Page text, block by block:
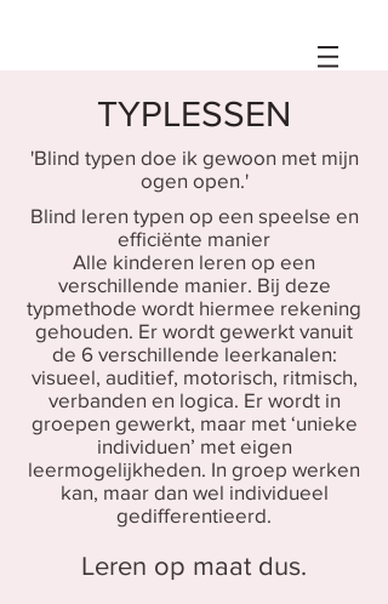
TYPLESSEN
'Blind typen doe ik gewoon met mijn
ogen open.'
Blind leren typen op een speelse en
efficiënte manier
Alle kinderen leren op een
verschillende manier. Bij deze
typmethode wordt hiermee rekening
gehouden. Er wordt gewerkt vanuit
de 6 verschillende leerkanalen:
visueel, auditief, motorisch, ritmisch,
verbanden en logica. Er wordt in
groepen gewerkt, maar met ‘unieke
individuen’ met eigen
leermogelijkheden. In groep werken
kan, maar dan wel individueel
gedifferentieerd.
Leren op maat dus.